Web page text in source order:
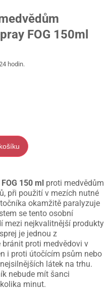
FOG 150ml
hodin.
150 ml proti medvědům
při použití v mezích nutné
okamžitě paralyzuje
se tento osobní
mezi nejkvalitnější produkty
je jednou z
proti medvědovi v
i proti útočícím psům nebo
látek na trhu.
nebude mít šanci
minut.